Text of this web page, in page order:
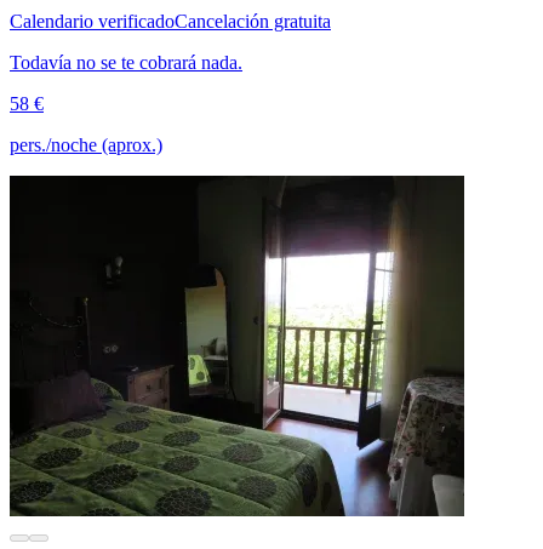
Calendario verificadoCancelación gratuita
Todavía no se te cobrará nada.
58 €
pers./noche (aprox.)